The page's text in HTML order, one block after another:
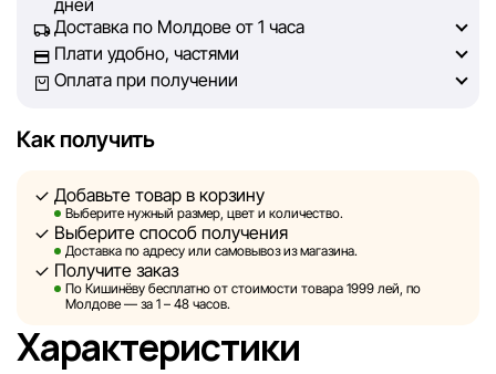
актуальной. Наша цель — обеспечить вас достоверной
информацией, чтобы вы смогли принять лучшее
решение о покупке.
не может гарантировать абсолютную точность всех
технических ошибок или сбоев. Мы также не отвечаем
за содержание и актуальность информации на
сторонних ресурсах, ссылки на которые могут быть
размещены на нашем сайте.
Sportlandia оставляет за собой право в одностороннем
порядке и без предварительного уведомления вносить
дней
Доставка по Молдове от 1 часа
Плати удобно, частями
Оплата при получении
Как получить
Добавьте товар в корзину
Выберите нужный размер, цвет и количество.
Выберите способ получения
Доставка по адресу или самовывоз из магазина.
Получите заказ
По Кишинёву бесплатно от стоимости товара 1999 лей, по
Молдове — за 1 – 48 часов.
Характеристики